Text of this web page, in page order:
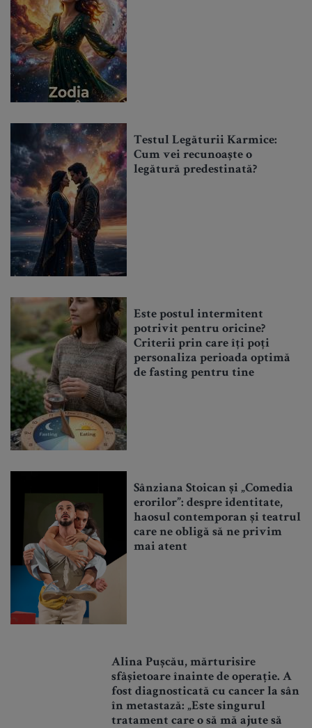
Testul Legăturii Karmice:
Cum vei recunoaște o
legătură predestinată?
Este postul intermitent
potrivit pentru oricine?
Criterii prin care îți poți
personaliza perioada optimă
de fasting pentru tine
Sânziana Stoican și „Comedia
erorilor”: despre identitate,
haosul contemporan și teatrul
care ne obligă să ne privim
mai atent
Alina Pușcău, mărturisire
sfâșietoare înainte de operație. A
fost diagnosticată cu cancer la sân
în metastază: „Este singurul
tratament care o să mă ajute să